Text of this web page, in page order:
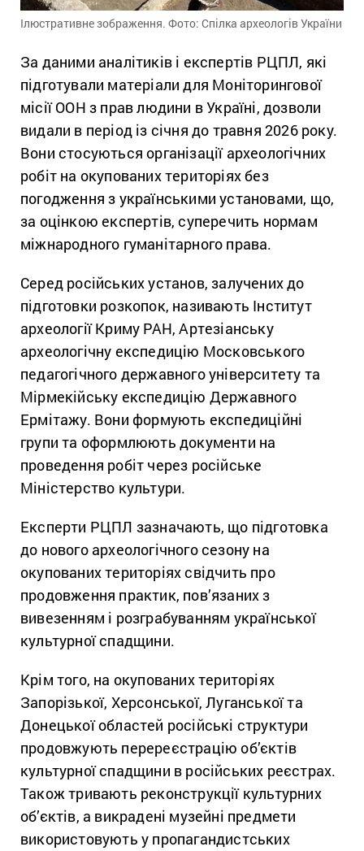
Ілюстративне зображення. Фото: Спілка археологів України
За даними аналітиків і експертів РЦПЛ, які
підготували матеріали для Моніторингової
місії ООН з прав людини в Україні, дозволи
видали в період із січня до травня 2026 року.
Вони стосуються організації археологічних
робіт на окупованих територіях без
погодження з українськими установами, що,
за оцінкою експертів, суперечить нормам
міжнародного гуманітарного права.
Серед російських установ, залучених до
підготовки розкопок, називають Інститут
археології Криму РАН, Артезіанську
археологічну експедицію Московського
педагогічного державного університету та
Мірмекійську експедицію Державного
Ермітажу. Вони формують експедиційні
групи та оформлюють документи на
проведення робіт через російське
Міністерство культури.
Експерти РЦПЛ зазначають, що підготовка
до нового археологічного сезону на
окупованих територіях свідчить про
продовження практик, пов’язаних з
вивезенням і розграбуванням української
культурної спадщини.
Крім того, на окупованих територіях
Запорізької, Херсонської, Луганської та
Донецької областей російські структури
продовжують перереєстрацію об’єктів
культурної спадщини в російських реєстрах.
Також тривають реконструкції культурних
об’єктів, а викрадені музейні предмети
використовують у пропагандистських